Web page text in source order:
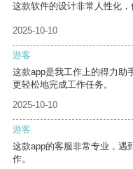
这款软件的设计非常人性化，
2025-10-10
游客
这款app是我工作上的得力助
更轻松地完成工作任务。
2025-10-10
游客
这款app的客服非常专业，遇
作。